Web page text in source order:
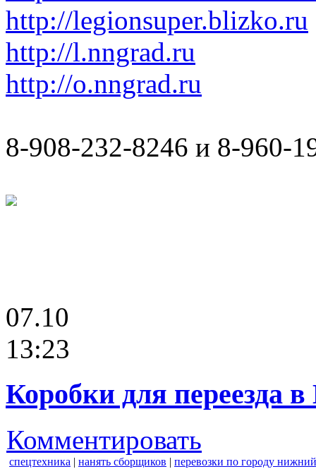
http://legionsuper.blizko.ru
http://l.nngrad.ru
http://o.nngrad.ru
8-908-232-8246 и 8-960-
07.10
13:23
Коробки для переезда
Комментировать
спецтехника | нанять сборщиков | перевозки по городу